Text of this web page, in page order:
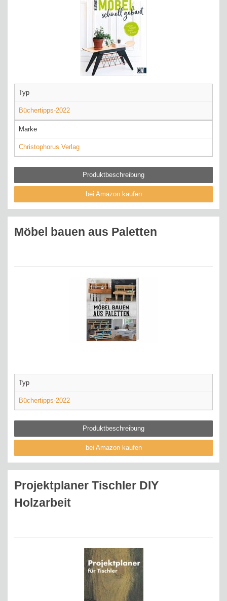
Typ
Büchertipps-2022
Marke
Christophorus Verlag
Produktbeschreibung
bei Amazon kaufen
Möbel bauen aus Paletten
Typ
Büchertipps-2022
Produktbeschreibung
bei Amazon kaufen
Projektplaner Tischler DIY
Holzarbeit